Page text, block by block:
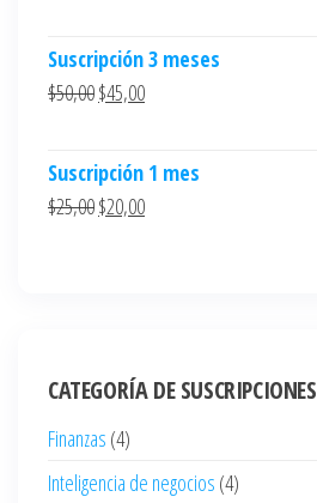
Suscripción 3 meses
$50,00$45,00
Suscripción 1 mes
$25,00$20,00
CATEGORÍA DE SUSCRIPCIONES
Finanzas (4)
Inteligencia de negocios (4)